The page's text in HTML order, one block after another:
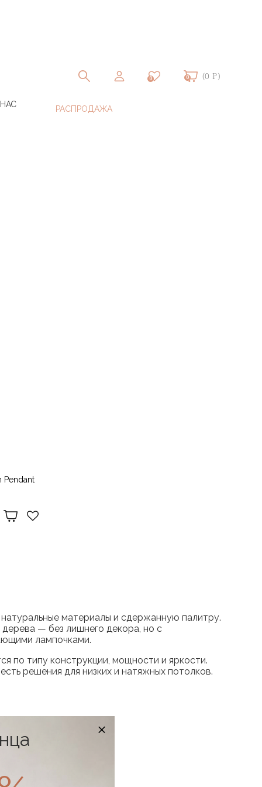
0 0 (0 ₽)
Pendant
материалы и сдержанную палитру.
— без лишнего декора, но с
лампочками.
по типу конструкции, мощности и яркости.
решения для низких и натяжных потолков.